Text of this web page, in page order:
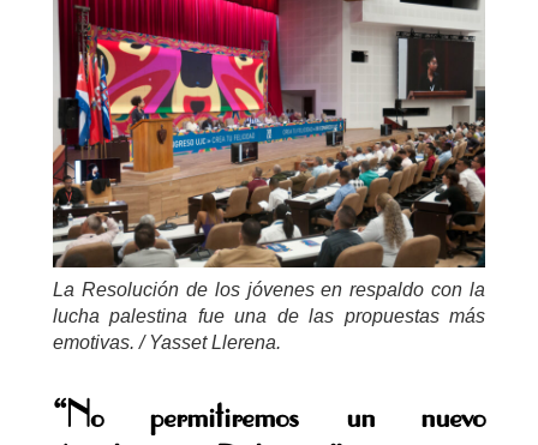
La Resolución de los jóvenes en respaldo con la
lucha palestina fue una de las propuestas más
emotivas. / Yasset Llerena.
“No permitiremos un nuevo